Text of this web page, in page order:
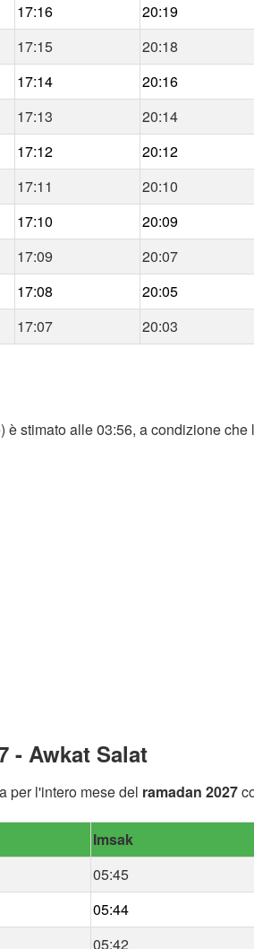
17:16 20:19
17:15 20:18
17:14 20:16
17:13 20:14
17:12 20:12
17:11 20:10
17:10 20:09
17:09 20:07
17:08 20:05
17:07 20:03
è stimato alle 03:56, a condizione che
- Awkat Salat
per l'intero mese del ramadan 2027
Imsak
05:45
05:44
05:42